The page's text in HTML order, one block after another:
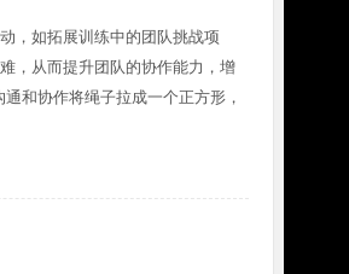
，如拓展训练中的团队挑战项
，从而提升团队的协作能力，增
和协作将绳子拉成一个正方形，